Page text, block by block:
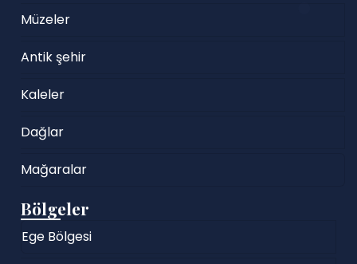
Müzeler
Antik şehir
Kaleler
Dağlar
Mağaralar
Bölgeler
Ege Bölgesi